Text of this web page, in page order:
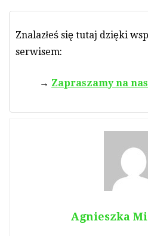
Znalazłeś się tutaj dzięki
serwisem:
Zapraszamy na
Agnieszka